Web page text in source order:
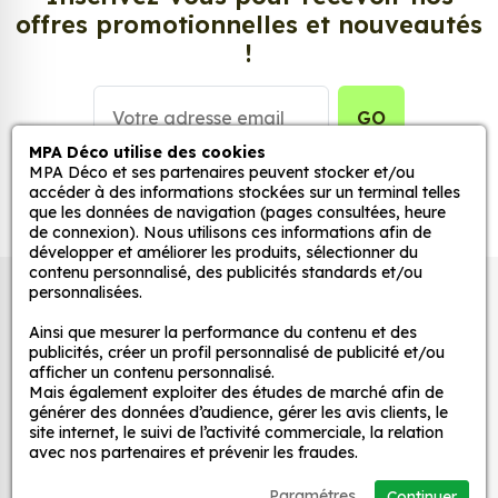
la même thématique, découvrez notre très
populaire collectionStickers Cheval
offres promotionnelles et nouveautés
!
GO
Autocollants pour véhicules et stickers
décoratifs
MPA Déco
MPA Déco utilise des cookies
MPA Déco et ses partenaires peuvent stocker et/ou
accéder à des informations stockées sur un terminal telles
que les données de navigation (pages consultées, heure
de connexion). Nous utilisons ces informations afin de
développer et améliorer les produits, sélectionner du
contenu personnalisé, des publicités standards et/ou
personnalisées.
Ainsi que mesurer la performance du contenu et des
publicités, créer un profil personnalisé de publicité et/ou
afficher un contenu personnalisé.
Mais également exploiter des études de marché afin de
générer des données d’audience, gérer les avis clients, le
site internet, le suivi de l’activité commerciale, la relation
avec nos partenaires et prévenir les fraudes.